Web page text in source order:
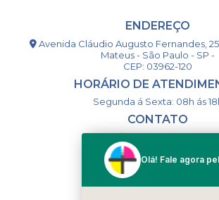
ENDEREÇO
Avenida Cláudio Augusto Fernandes,
Mateus - São Paulo - SP -
CEP: 03962-120
HORÁRIO DE
Segunda á Sexta: 08h ás
CONTATO
(11) 98993-9556
togsm1@gmail.com
Olá! Fale agora